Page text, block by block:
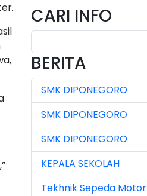
Jan 2025 (4)
Jul 2025 (3)
Jul 2026 (4)
Jun 2023 (7)
Jun 2024 (3)
Jun 2025 (1)
Jun 2026 (5)
CARI INFO
BERITA
SMK DIPONEGORO
SMK DIPONEGORO
SMK DIPONEGORO
KEPALA SEKOLAH
Tekhnik Sepeda Motor